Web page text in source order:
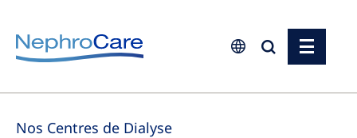
Europe
Czech Republic
Nos Centres de Dialyse